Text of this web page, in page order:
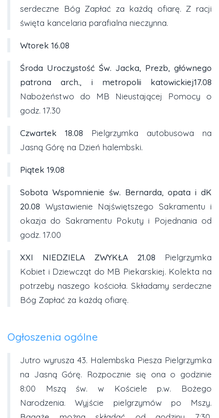
serdeczne Bóg Zapłać za każdą ofiarę. Z racji
święta kancelaria parafialna nieczynna.
Wtorek 16.08
Środa Uroczystość Św. Jacka, Prezb, głównego
patrona arch., i metropolii katowickiej17.08
Nabożeństwo do MB Nieustającej Pomocy o
godz. 17.30
Czwartek 18.08 Pielgrzymka autobusowa na
Jasną Górę na Dzień halembski.
Piątek 19.08
Sobota Wspomnienie św. Bernarda, opata i dK
20.08 Wystawienie Najświętszego Sakramentu i
okazja do Sakramentu Pokuty i Pojednania od
godz. 17.00
XXI NIEDZIELA ZWYKŁA 21.08 Pielgrzymka
Kobiet i Dziewcząt do MB Piekarskiej. Kolekta na
potrzeby naszego kościoła. Składamy serdeczne
Bóg Zapłać za każdą ofiarę.
Ogłoszenia ogólne
Jutro wyrusza 43. Halembska Piesza Pielgrzymka
na Jasną Górę. Rozpocznie się ona o godzinie
8:00 Mszą św. w Kościele p.w. Bożego
Narodzenia. Wyjście pielgrzymów po Mszy.